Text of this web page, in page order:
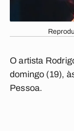
O artista
domingo (19),
Pessoa.